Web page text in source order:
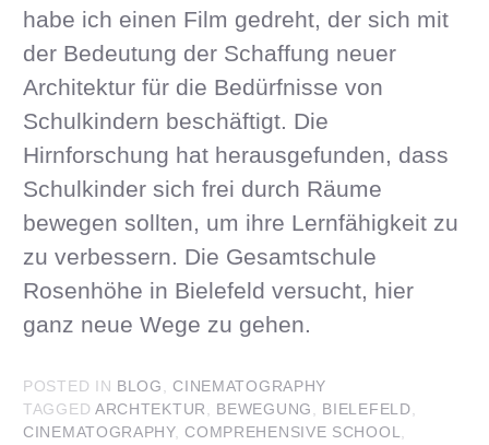
habe ich einen Film gedreht, der sich mit
der Bedeutung der Schaffung neuer
Architektur für die Bedürfnisse von
Schulkindern beschäftigt. Die
Hirnforschung hat herausgefunden, dass
Schulkinder sich frei durch Räume
bewegen sollten, um ihre Lernfähigkeit zu
zu verbessern. Die Gesamtschule
Rosenhöhe in Bielefeld versucht, hier
ganz neue Wege zu gehen.
POSTED IN BLOG ,CINEMATOGRAPHY
TAGGED ARCHTEKTUR BEWEGUNG BIELEFELD
CINEMATOGRAPHY,COMPREHENSIVE SCHOOL